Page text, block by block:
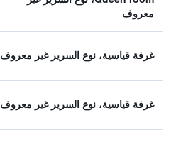
معروف
غرفة قياسية، نوع السرير غير معروف
غرفة قياسية، نوع السرير غير معروف